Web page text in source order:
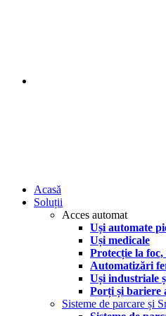
Acasă
Soluții
Acces automat
Uși automate
Uși medicale
Protecție la
Automatizări
Uși industriale
Porți și bariere
Sisteme de parcare și